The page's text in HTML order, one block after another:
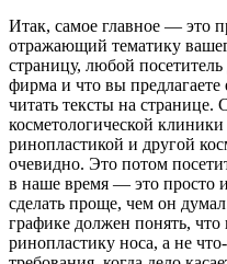
Итак, самое главное — это
отражающий тематику
страницу, любой
фирма и что вы предлагаете
читать тексты на странице.
косметологической
ринопластикой и другой
очевидно. Это потом
в наше время — это просто
сделать проще, чем он
графике должен понять,
ринопластику носа, а не